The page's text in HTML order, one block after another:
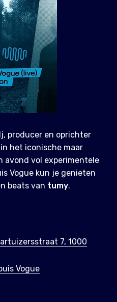
producer en oprichter
het iconische maar
avond vol experimentele
Vogue kun je genieten
beats van tumy.
7, 1000
Vogue